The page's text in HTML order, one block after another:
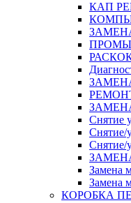
КАП
Снятие
Cнятие/
Cнятие/
Замена
Замена
КОРОБКА